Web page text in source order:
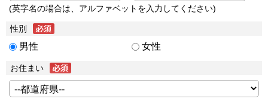
(英字名の場合は、アルファベットを入力してください)
性別
男性 女性
お住まい